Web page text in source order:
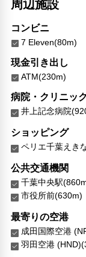
周辺施設
コンビニ
7 Eleven(80m)
現金引き出し
ATM(230m)
病院・クリニック
井上記念病院
ショッピング
ペリエ千葉えき
公共交通機関
千葉中央駅
市役所前(630m)
最寄りの空港
成田国際空港
羽田空港